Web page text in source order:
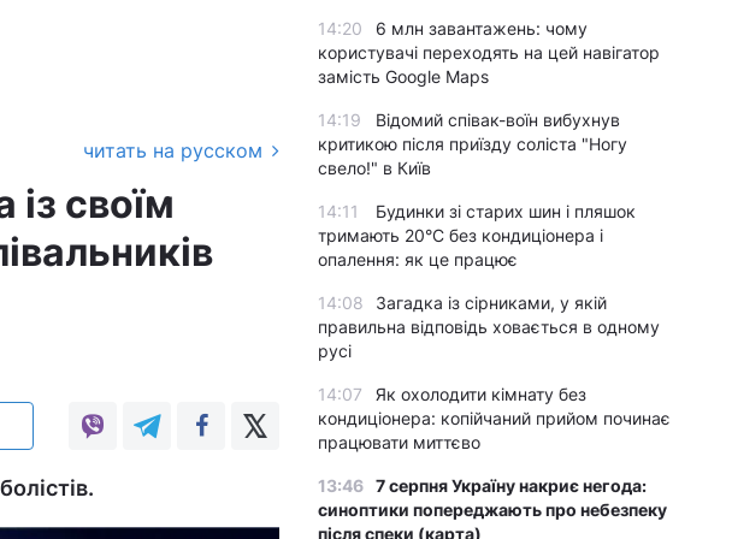
читать на русском
із своїм
14:20
6 млн завантажень: чому
користувачі переходять на цей навігатор
замість Google Maps
14:19
Відомий співак-воїн вибухнув
критикою після приїзду соліста "Ногу
свело!" в Київ
14:11
Будинки зі старих шин і пляшок
тримають 20°C без кондиціонера і
опалення: як це працює
14:08
Загадка із сірниками, у якій
правильна відповідь ховається в одному
русі
14:07
Як охолодити кімнату без
кондиціонера: копійчаний прийом починає
працювати миттєво
13:46 7 серпня Україну накриє негода:
синоптики попереджають про небезпеку
після спеки (карта)